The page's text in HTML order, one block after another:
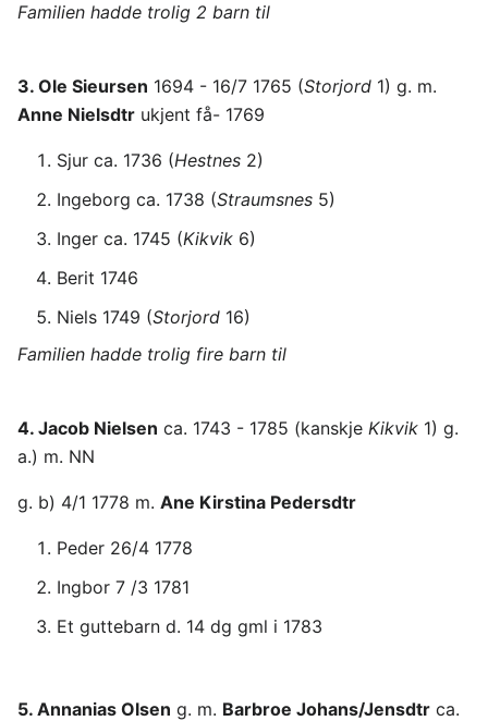
Familien hadde trolig 2 barn til
3. Ole Sieursen 1694 - 16/7 1765 (Storjord 1) g. m.
Anne Nielsdtr ukjent få- 1769
Sjur ca. 1736 (Hestnes 2)
Ingeborg ca. 1738 (Straumsnes 5)
Inger ca. 1745 (Kikvik 6)
Berit 1746
Niels 1749 (Storjord 16)
Familien hadde trolig fire barn til
4. Jacob Nielsen ca. 1743 - 1785 (kanskje Kikvik 1) g.
a.) m. NN
g. b) 4/1 1778 m. Ane Kirstina Pedersdtr
Peder 26/4 1778
Ingbor 7 /3 1781
Et guttebarn d. 14 dg gml i 1783
5. Annanias Olsen g. m. Barbroe Johans/Jensdtr ca.